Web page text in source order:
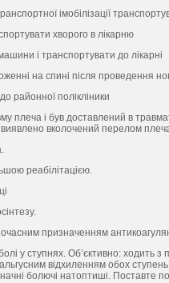
імобілізації
хворого в лікарню
і транспортувати до лікарні
на спині після проведення
районної полікліники
плеча і був доставлений в
вколочений перелом
реабілітацією.
призначенням
у ступнях. Об’єктивно: ходить
відхиленням обох
болючі натоптиші. Поставте